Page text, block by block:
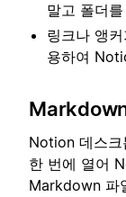
말고 폴더
링크나 앵
용하여
Notion 데스
한 번에 열어
Markdown 파